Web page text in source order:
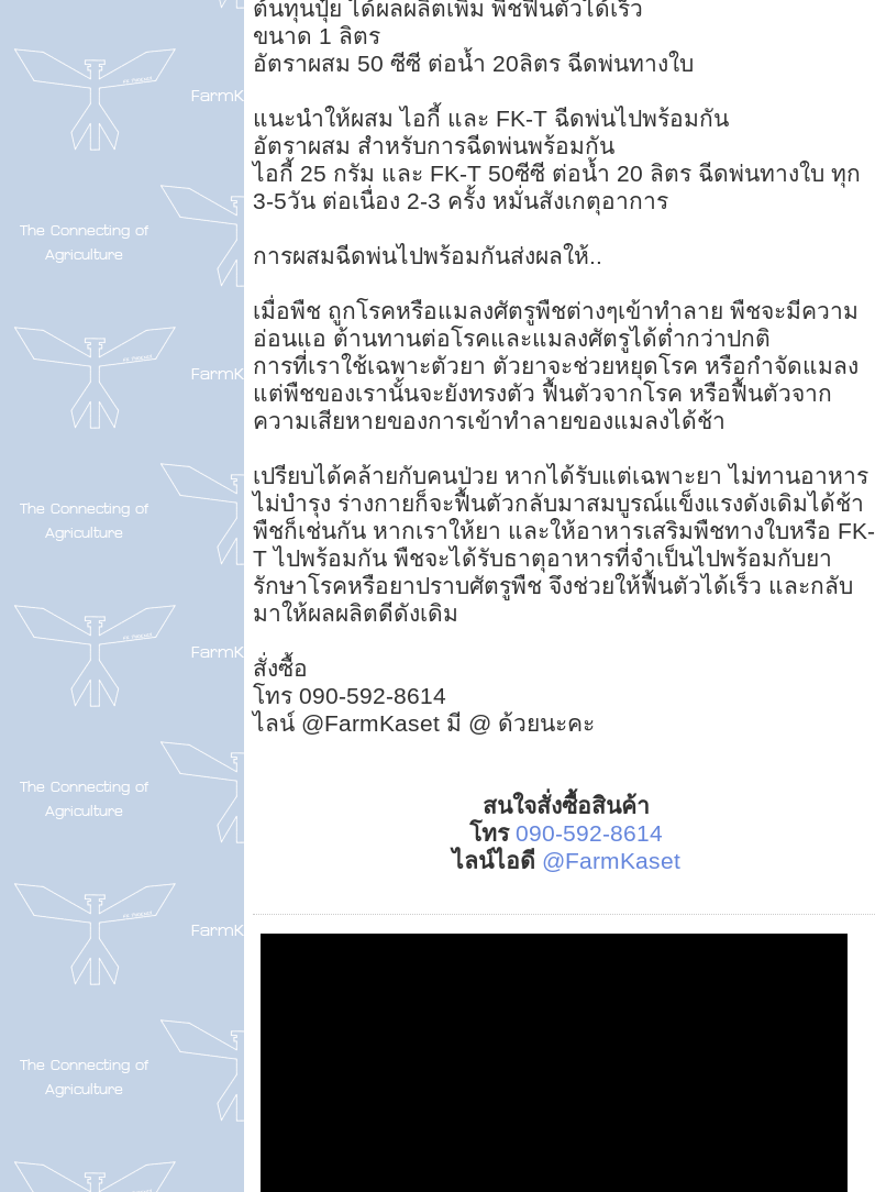
ต้นทุนปุ๋ย ได้ผลผลิตเพิ่ม พืชฟื้นตัวได้เร็ว
ขนาด 1 ลิตร
อัตราผสม 50 ซีซี ต่อน้ำ 20ลิตร ฉีดพ่นทางใบ
แนะนำให้ผสม ไอกี้ และ FK-T ฉีดพ่นไปพร้อมกัน
อัตราผสม สำหรับการฉีดพ่นพร้อมกัน
ไอกี้ 25 กรัม และ FK-T 50ซีซี ต่อน้ำ 20 ลิตร ฉีดพ่นทางใบ ทุก
3-5วัน ต่อเนื่อง 2-3 ครั้ง หมั่นสังเกตุอาการ
การผสมฉีดพ่นไปพร้อมกันส่งผลให้..
เมื่อพืช ถูกโรคหรือแมลงศัตรูพืชต่างๆเข้าทำลาย พืชจะมีความ
อ่อนแอ ต้านทานต่อโรคและแมลงศัตรูได้ต่ำกว่าปกติ
การที่เราใช้เฉพาะตัวยา ตัวยาจะช่วยหยุดโรค หรือกำจัดแมลง
แต่พืชของเรานั้นจะยังทรงตัว ฟื้นตัวจากโรค หรือฟื้นตัวจาก
ความเสียหายของการเข้าทำลายของแมลงได้ช้า
เปรียบได้คล้ายกับคนป่วย หากได้รับแต่เฉพาะยา ไม่ทานอาหาร
ไม่บำรุง ร่างกายก็จะฟื้นตัวกลับมาสมบูรณ์แข็งแรงดังเดิมได้ช้า
พืชก็เช่นกัน หากเราให้ยา และให้อาหารเสริมพืชทางใบหรือ FK-
T ไปพร้อมกัน พืชจะได้รับธาตุอาหารที่จำเป็นไปพร้อมกับยา
รักษาโรคหรือยาปราบศัตรูพืช จึงช่วยให้ฟื้นตัวได้เร็ว และกลับ
มาให้ผลผลิตดีดังเดิม
สั่งซื้อ
โทร 090-592-8614
ไลน์ @FarmKaset มี @ ด้วยนะคะ
สนใจสั่งซื้อสินค้า
โทร 090-592-8614
ไลน์ไอดี @FarmKaset